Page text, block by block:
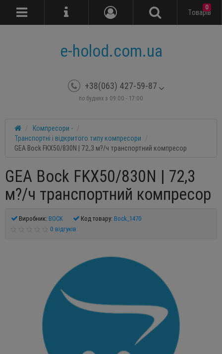
e-holod.com.ua
+38(063) 427-59-87
по буднях з 09:00 - 17:00
Tоварів
0
Компресори -
Транспортні і відкритого типу компресори
GEA Bock FKX50/830N | 72,3 м?/ч транспортний компресор
GEA Bock FKX50/830N | 72,3
м?/ч транспортний компресор
Виробник: BOCK Код товару: Bock_1470
0 відгуків